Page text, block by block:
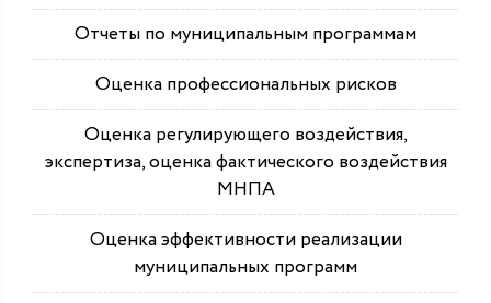
Отчеты по муниципальным программам
Оценка профессиональных рисков
Оценка регулирующего воздействия,
экспертиза, оценка фактического воздействия
МНПА
Оценка эффективности реализации
муниципальных программ